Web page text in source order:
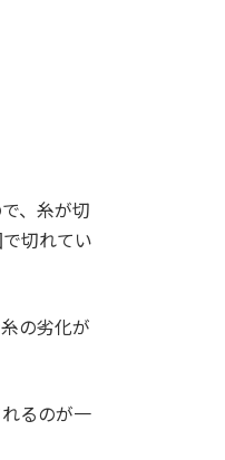
、糸が切
切れてい
の劣化が
るのが一